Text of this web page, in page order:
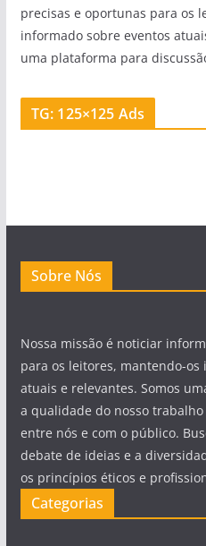
precisas e oportunas para os
informado sobre eventos
uma plataforma para
TG: 125×125 Ads
Sobre Nós
Nossa missão é noticiar
para os leitores, mantendo-
atuais e relevantes. Somos
a qualidade do nosso
entre nós e com o público.
debate de ideias e a
os princípios éticos e
Categorias